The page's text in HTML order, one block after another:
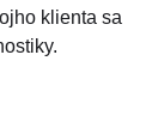
klienta sa